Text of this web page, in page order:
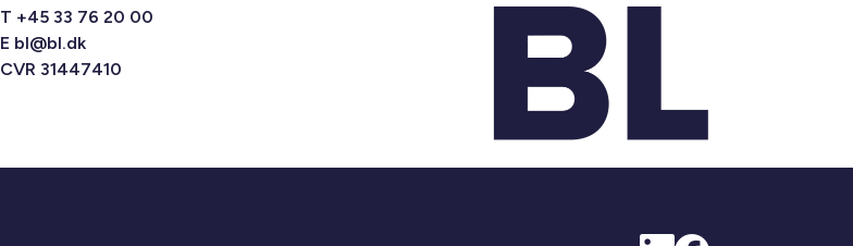
T +45 33 76 20 00
E bl@bl.dk
CVR 31447410